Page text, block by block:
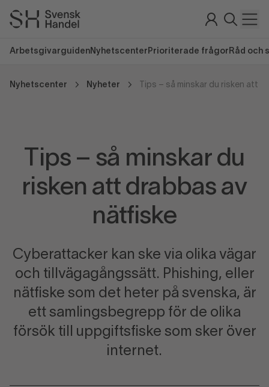
Arbetsgivarguiden Nyhetscenter Prioriterade frågor Råd och
Nyhetscenter Nyheter
Tips – så minskar du
risken att drabbas av
nätfiske
Cyberattacker kan ske via olika vägar
och tillvägagångssätt. Phishing, eller
nätfiske som det heter på svenska, är
ett samlingsbegrepp för de olika
försök till uppgiftsfiske som sker över
internet.